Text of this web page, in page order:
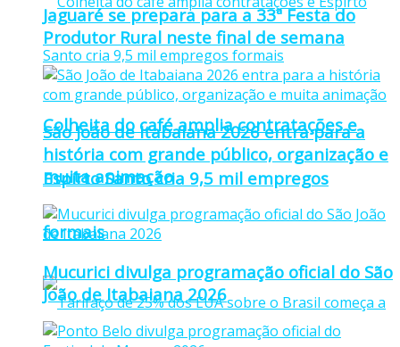
Colheita do café amplia contratações e
Espírto Santo cria 9,5 mil empregos
formais
Jaguaré se prepara para a 33ª Festa do
Produtor Rural neste final de semana
São João de Itabaiana 2026 entra para a
história com grande público, organização e
muita animação
Mucurici divulga programação oficial do São
João de Itabaiana 2026